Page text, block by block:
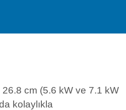
cm (5.6 kW ve 7.1 kW
kolaylıkla